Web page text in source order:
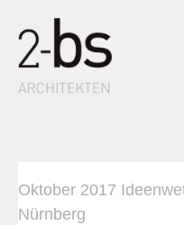
Oktober 2017
Nürnberg